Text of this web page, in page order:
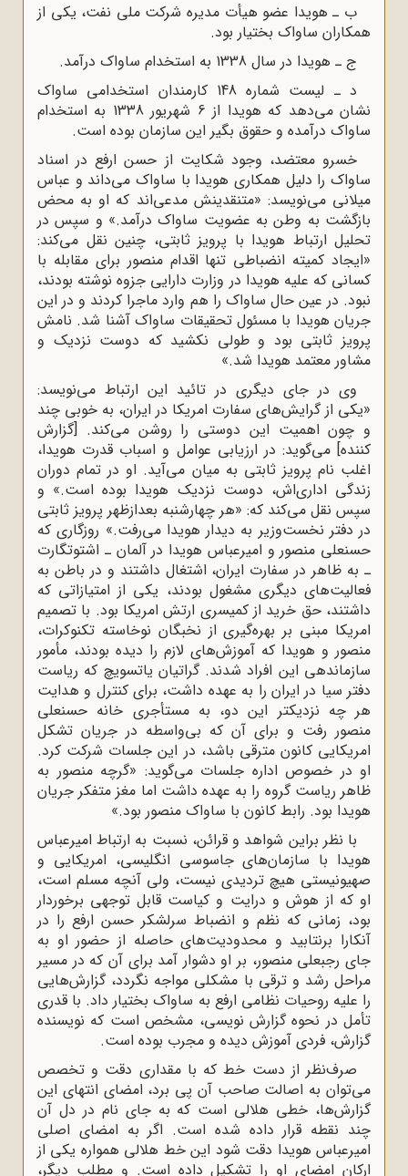
ب ـ هویدا عضو هیأت مدیره شرکت ملى نفت، یکى از
همکاران ساواک بختیار بود.
ج ـ هویدا در سال 1338 به استخدام ساواک درآمد.
د ـ لیست شماره 148 کارمندان استخدامى ساواک
نشان مى‌دهد که هویدا از 6 شهریور 1338 به استخدام
ساواک درآمده و حقوق بگیر این سازمان بوده است.
خسرو معتضد، وجود شکایت از حسن ارفع در اسناد
ساواک را دلیل همکارى هویدا با ساواک مى‌داند و عباس
میلانى مى‌نویسد: «متنقدینش مدعى‌اند که او به محض
بازگشت به وطن به عضویت ساواک درآمد.» و سپس در
تحلیل ارتباط هویدا با پرویز ثابتى، چنین نقل مى‌کند:
«ایجاد کمیته انضباطى تنها اقدام منصور براى مقابله با
کسانى که علیه هویدا در وزارت دارایى جزوه نوشته بودند،
نبود. در عین حال ساواک را هم وارد ماجرا کردند و در این
جریان هویدا با مسئول تحقیقات ساواک آشنا شد. نامش
پرویز ثابتى بود و طولى نکشید که دوست نزدیک و
مشاور معتمد هویدا شد.»
وى در جاى دیگرى در تائید این ارتباط مى‌نویسد:
«یکى از گرایش‌هاى سفارت امریکا در ایران، به خوبى چند
و چون اهمیت این دوستى را روشن مى‌کند. [گزارش
کننده] مى‌گوید: در ارزیابى عوامل و اسباب قدرت هویدا،
اغلب نام پرویز ثابتى به میان مى‌آید. او در تمام دوران
زندگى ادارى‌اش، دوست نزدیک هویدا بوده است.» و
سپس نقل مى‌کند که: «هر چهارشنبه بعدازظهر پرویز ثابتى
در دفتر نخست‌وزیر به دیدار هویدا مى‌رفت.» روزگارى که
حسنعلى منصور و امیرعباس هویدا در آلمان ـ اشتوتگارت
ـ به ظاهر در سفارت ایران، اشتغال داشتند و در باطن به
فعالیت‌هاى دیگرى مشغول بودند، یکى از امتیازاتى که
داشتند، حق خرید از کمیسرى ارتش امریکا بود. با تصمیم
امریکا مبنى بر بهره‌گیرى از نخبگان نوخاسته تکنوکرات،
منصور و هویدا که آموزش‌هاى لازم را دیده بودند، مأمور
سازماندهى این افراد شدند. گراتیان یاتسویچ که ریاست
دفتر سیا در ایران را به عهده داشت، براى کنترل و هدایت
هر چه نزدیکتر این دو، به مستأجرى خانه حسنعلى
منصور رفت و براى آن که بى‌واسطه در جریان تشکل
امریکایى کانون مترقى باشد، در این جلسات شرکت کرد.
او در خصوص اداره جلسات مى‌گوید: «گرچه منصور به
ظاهر ریاست گروه را به عهده داشت اما مغز متفکر جریان
هویدا بود. رابط کانون با ساواک منصور بود.»
با نظر براین شواهد و قرائن، نسبت به ارتباط امیرعباس
هویدا با سازمان‌هاى جاسوسى انگلیسى، امریکایى و
صهیونیستى هیچ تردیدى نیست، ولى آنچه مسلم است،
او که از هوش و درایت و کیاست قابل توجهى برخوردار
بود، زمانى که نظم و انضباط سرلشکر حسن ارفع را در
آنکارا برنتابید و محدودیت‌هاى حاصله از حضور او به
جاى رجبعلى منصور، بر او دشوار آمد براى آن که در مسیر
مراحل رشد و ترقى با مشکلى مواجه نگردد، گزارش‌ها‌یى
را علیه روحیات نظامى ارفع به ساواک بختیار داد. با قدرى
تأمل در نحوه گزارش نویسى، مشخص است که نویسنده
گزارش، فردى آموزش دیده و مجرب بوده است.
صرف‌نظر از دست خط که با مقدارى دقت و تخصص
مى‌توان به اصالت صاحب آن پى برد، امضاى انتهاى این
گزارش‌ها، خطى هلالى است که به جاى نام در دل آن
چند نقطه قرار داده شده است. اگر به امضاى اصلى
امیرعباس هویدا دقت شود این خط هلالى همواره یکى از
ارکان امضاى او را تشکیل داده است. و مطلب دیگر،